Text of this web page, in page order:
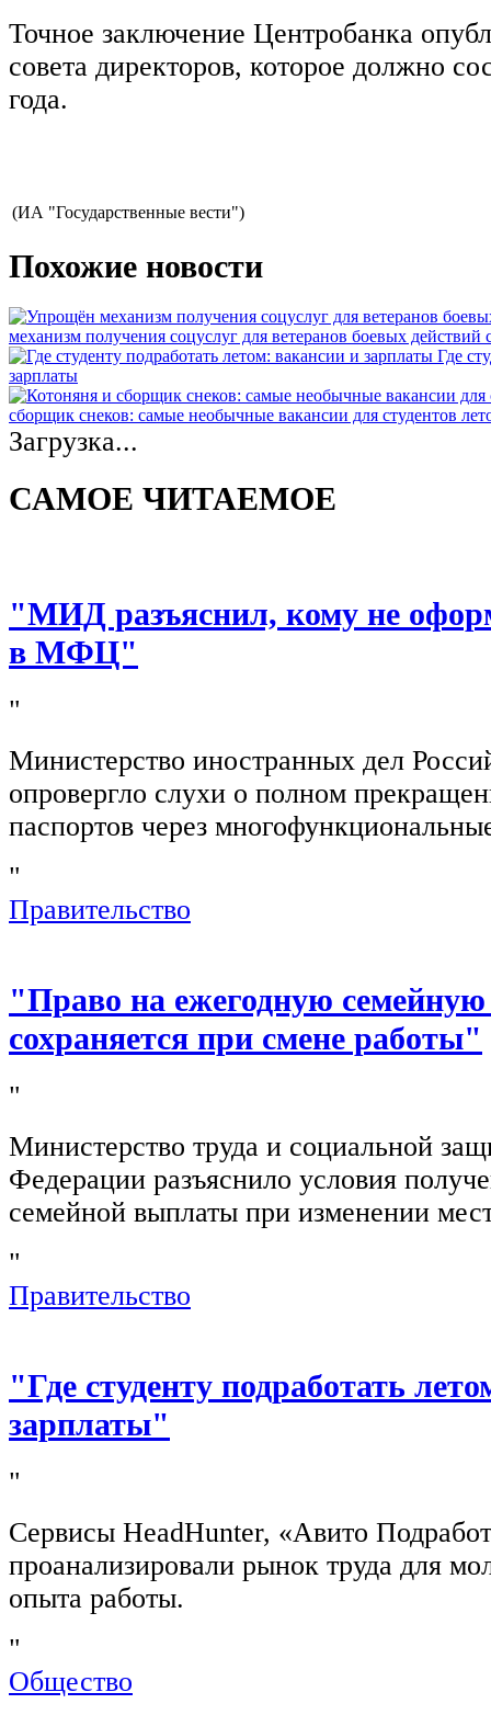
Точное заключение Центробанка
совета директоров, которое должно
года.
(ИА "Государственные вести")
Похожие новости
механизм получения соцуслуг для ветеранов боевых действий
Где
зарплаты
сборщик снеков: самые необычные вакансии для студентов
Загрузка...
САМОЕ ЧИТАЕМОЕ
"МИД разъяснил, кому не
в МФЦ"
"
Министерство иностранных дел
опровергло слухи о полном
паспортов через
"
Правительство
"Право на ежегодную
сохраняется при смене работы"
"
Министерство труда и социальной
Федерации разъяснило условия
семейной выплаты при изменении
"
Правительство
"Где студенту подработать
зарплаты"
"
Сервисы HeadHunter, «Авито
проанализировали рынок труда для
опыта работы.
"
Общество